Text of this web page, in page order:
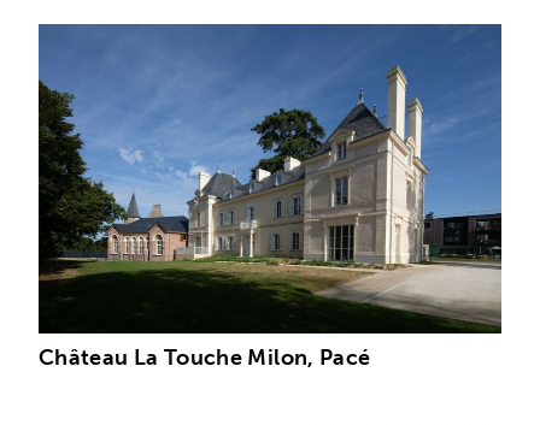
Château La Touche Milon, Pacé